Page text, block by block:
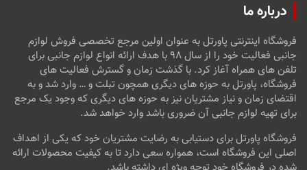
درباره ما
فروشگاه اینترنتی پاورتل به عنوان اولین مرجع تخصصی فروش لوازم
جانبی فعالیت خود را از سال ۹۸ با هدف ارائه انواع لوازم جانبی برای
تلفن های همراه آغاز کرد. با گذشت زمان و گسترش فعالیت های
فروشگاه، پاورتل به حوزه های دیگری همچون تبلت و … وارد شد و به
اقتضای زمان و نیاز مشتریان نیز به حوزه های دیگری که وجود یک مرجع
برای تهیه لوازم جانبی آن ضروری باشد وارد خواهد شد.
فروشگاه پاورتل برای دستیابی به رضایت مشتریان خود که یکی از اهداف
اصلی این فروشگاه است، همواره سعی دارد تا به کیفیت محصولات ارائه